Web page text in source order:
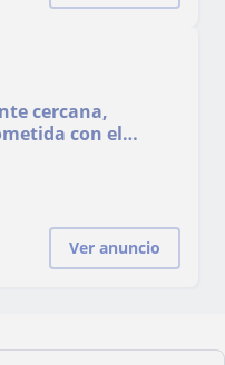
cercana,
con el
Ver anuncio